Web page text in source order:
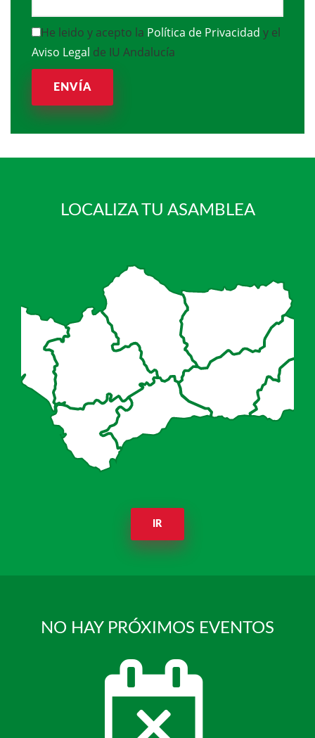
He leido y acepto la Política de Privacidad y el
Aviso Legal de IU Andalucía
ENVÍA
LOCALIZA TU ASAMBLEA
IR
NO HAY PRÓXIMOS EVENTOS